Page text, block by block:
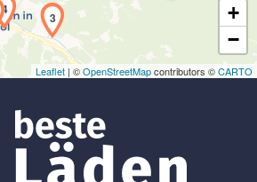
3
4
+
−
Leaflet | ©OpenStreetMapcontributors ©CARTO